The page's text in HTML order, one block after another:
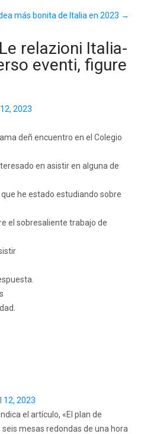
más bonita de Italia en 2023 →
Le relazioni Italia-
eventi, figure
2023
deñ encuentro en el Colegio
en asistir en alguna de
he estado estudiando sobre
el sobresaliente trabajo de
12, 2023
el artículo, «El plan de
mesas redondas de una hora